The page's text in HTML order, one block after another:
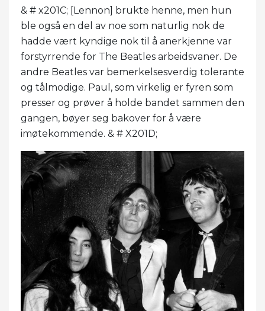
& # x201C; [Lennon] brukte henne, men hun
ble også en del av noe som naturlig nok de
hadde vært kyndige nok til å anerkjenne var
forstyrrende for The Beatles arbeidsvaner. De
andre Beatles var bemerkelsesverdig tolerante
og tålmodige. Paul, som virkelig er fyren som
presser og prøver å holde bandet sammen den
gangen, bøyer seg bakover for å være
imøtekommende. & # X201D;